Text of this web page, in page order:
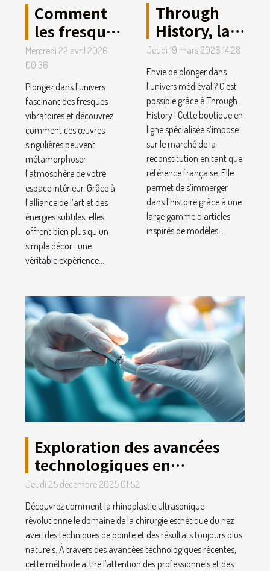
Comment
les fresques
vibratoires
peuvent
transformer
votre
espace
intérieur ?
Mercredi 22 avril 2026
00:36
Plongez dans l’univers
fascinant des fresques
vibratoires et découvrez
comment ces œuvres
singulières peuvent
métamorphoser
l’atmosphère de votre
espace intérieur. Grâce à
l’alliance de l’art et des
énergies subtiles, elles
offrent bien plus qu’un
simple décor : une
véritable expérience...
Through
History, la
boutique
médiévale
préférée
des
Français !
Jeudi 19 mars 2026 14:28
Envie de plonger dans
l’univers médiéval ? C’est
possible grâce à Through
History ! Cette boutique en
ligne spécialisée s’impose
sur le marché de la
reconstitution en tant que
référence française. Elle
permet de s’immerger
dans l’histoire grâce à une
large gamme d’articles
inspirés de modèles...
Exploration des avancées
technologiques en
rhinoplastie ultrasonique
Jeudi 25 décembre 2025 01:52
Découvrez comment la rhinoplastie ultrasonique
révolutionne le domaine de la chirurgie esthétique du nez
avec des techniques de pointe et des résultats toujours plus
naturels. À travers des avancées technologiques récentes,
cette méthode attire l’attention des professionnels et des